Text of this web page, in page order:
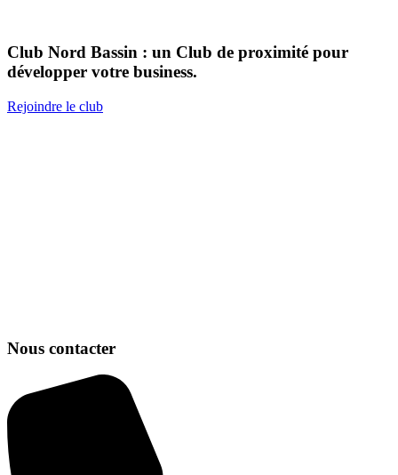
Club Nord Bassin : un Club de proximité pour
développer votre business.
Rejoindre le club
Nous contacter